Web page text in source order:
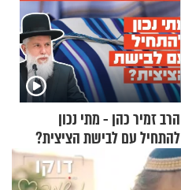
הרב זמיר כהן - מתי נכון
להתחיל עם לבישת הציצית?